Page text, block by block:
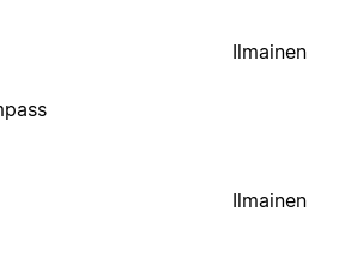
Ilmainen
Ilmainen